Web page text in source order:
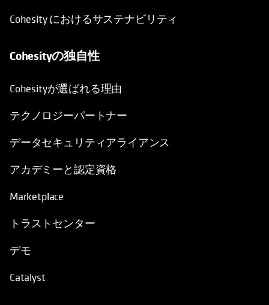
Cohesity におけるサステナビリティ
Cohesityの独自性
Cohesityが選ばれる理由
テクノロジーパートナー
データセキュリティアライアンス
アカデミーと認定資格
Marketplace
トラストセンター
デモ
Catalyst